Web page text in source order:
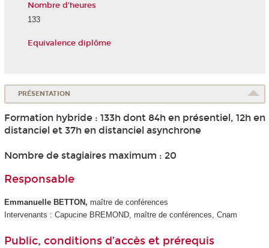
Nombre d'heures
133
Equivalence diplôme
PRÉSENTATION
Formation hybride : 133h dont 84h en présentiel, 12h en
distanciel et 37h en distanciel asynchrone
Nombre de stagiaires maximum : 20
Responsable
Emmanuelle BETTON, maître de conférences
Intervenants : Capucine BREMOND, maître de conférences, Cnam
Public, conditions d’accès et prérequis